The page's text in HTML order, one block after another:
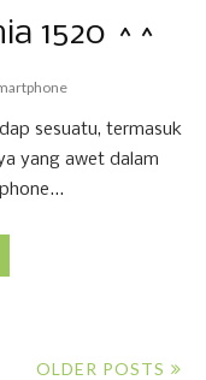
1520 ^^
sesuatu, termasuk
yang awet dalam
OLDER POSTS